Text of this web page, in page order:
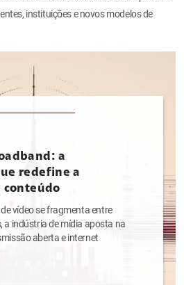
instituições e novos modelos de
a
redefine a
conteúdo
vídeo se fragmenta entre
indústria de mídia aposta na
aberta e internet